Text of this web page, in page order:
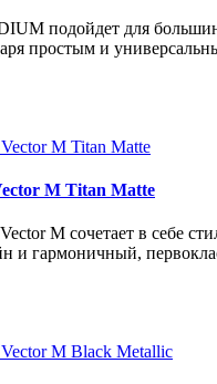
подойдет для
простым и
M Titan Matte
M сочетает в себе
и гармоничный,